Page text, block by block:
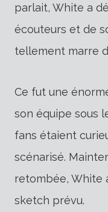
parlait, White a
écouteurs et de
tellement marre
Ce fut une
son équipe sous
fans étaient
scénarisé.
retombée, White
sketch prévu.